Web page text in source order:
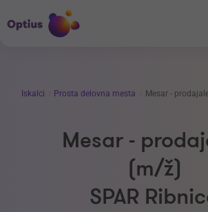
Iskalci Prosta delovna mesta Mesar -
Mesar -
(m/ž)
SPAR